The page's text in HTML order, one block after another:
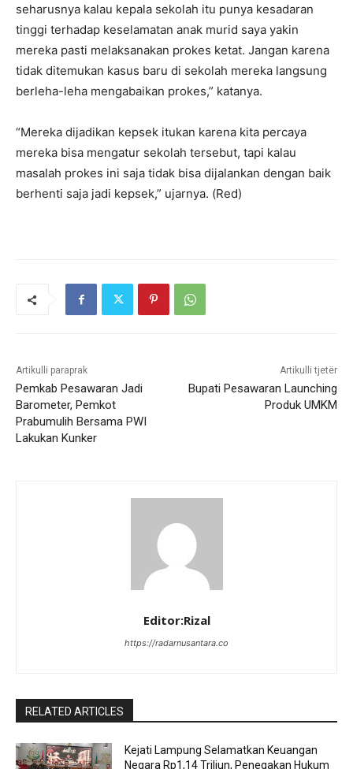
seharusnya kalau kepala sekolah itu punya kesadaran
tinggi terhadap keselamatan anak murid saya yakin
mereka pasti melaksanakan prokes ketat. Jangan karena
tidak ditemukan kasus baru di sekolah mereka langsung
berleha-leha mengabaikan prokes,” katanya.
“Mereka dijadikan kepsek itukan karena kita percaya
mereka bisa mengatur sekolah tersebut, tapi kalau
masalah prokes ini saja tidak bisa dijalankan dengan baik
berhenti saja jadi kepsek,” ujarnya. (Red)
Artikulli paraprak
Pemkab Pesawaran Jadi
Barometer, Pemkot
Prabumulih Bersama PWI
Lakukan Kunker
Artikulli tjetër
Bupati Pesawaran Launching
Produk UMKM
Editor:Rizal
https://radarnusantara.co
RELATED ARTICLES
Kejati Lampung Selamatkan Keuangan
Negara Rp1,14 Triliun, Penegakan Hukum